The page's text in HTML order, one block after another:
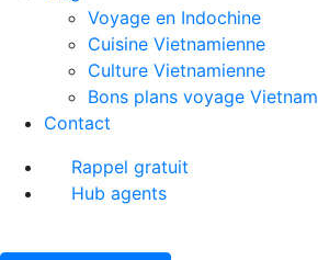
Voyage en Indochine
Cuisine Vietnamienne
Culture Vietnamienne
Bons plans voyage Vietnam
Contact
Rappel gratuit
Hub agents